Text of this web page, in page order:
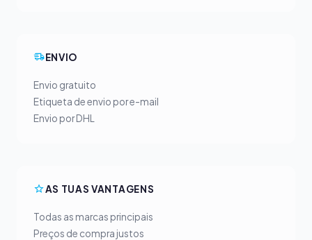
ENVIO
Envio gratuito
Etiqueta de envio por e-mail
Envio por DHL
AS TUAS VANTAGENS
Todas as marcas principais
Preços de compra justos